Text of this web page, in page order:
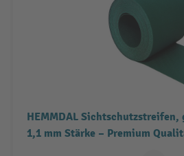
HEMMDAL Sichtschutzstreifen,
1,1 mm Stärke – Premium